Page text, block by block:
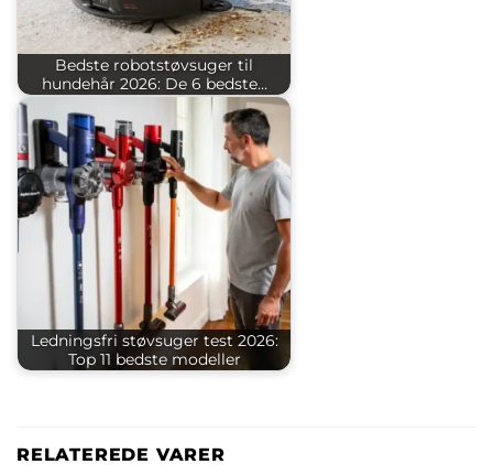
Bedste robotstøvsuger til
hundehår 2026: De 6 bedste…
Ledningsfri støvsuger test 2026:
Top 11 bedste modeller
RELATEREDE VARER